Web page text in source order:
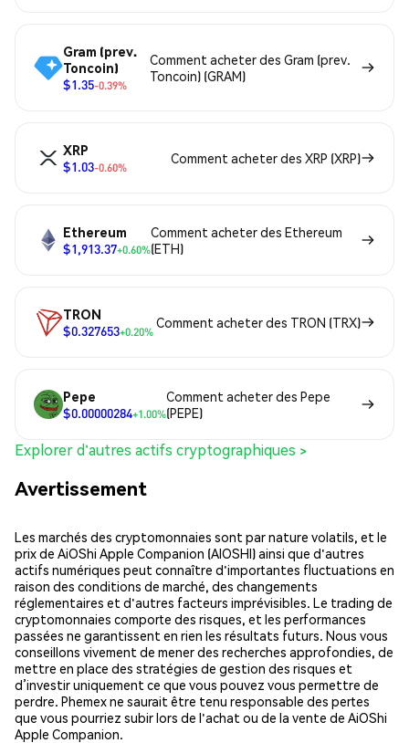
Gram (prev.
Toncoin)
$1.35-0.39%
Comment acheter des Gram (prev.
Toncoin) (GRAM)
XRP
$1.03-0.60%
Comment acheter des XRP (XRP)
Ethereum
$1,913.37+0.60%
Comment acheter des Ethereum
(ETH)
TRON
$0.327653+0.20%
Comment acheter des TRON (TRX)
Pepe
$0.00000284+1.00%
Comment acheter des Pepe
(PEPE)
Explorer d'autres actifs cryptographiques >
Avertissement
Les marchés des cryptomonnaies sont par nature volatils, et le
prix de AiOShi Apple Companion (AIOSHI) ainsi que d'autres
actifs numériques peut connaître d'importantes fluctuations en
raison des conditions de marché, des changements
réglementaires et d'autres facteurs imprévisibles. Le trading de
cryptomonnaies comporte des risques, et les performances
passées ne garantissent en rien les résultats futurs. Nous vous
conseillons vivement de mener des recherches approfondies, de
mettre en place des stratégies de gestion des risques et
d’investir uniquement ce que vous pouvez vous permettre de
perdre. Phemex ne saurait être tenu responsable des pertes
que vous pourriez subir lors de l'achat ou de la vente de AiOShi
Apple Companion.